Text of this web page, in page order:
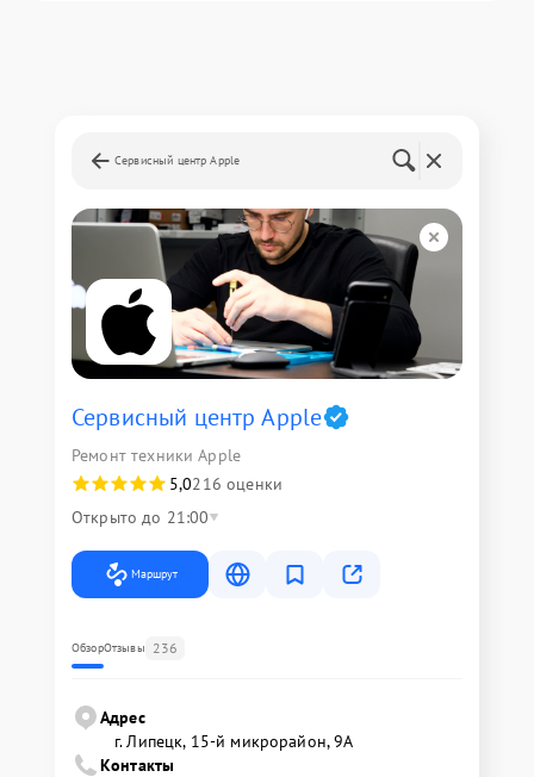
Сервисный центр Apple
Сервисный центр Apple
Ремонт техники Apple
5,0216 оценки
Открыто до 21:00
Маршрут
ОбзорОтзывы 236
Адрес
г. Липецк, 15-й микрорайон, 9А
Контакты